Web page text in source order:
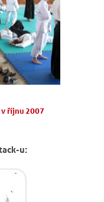
v říjnu 2007
u: